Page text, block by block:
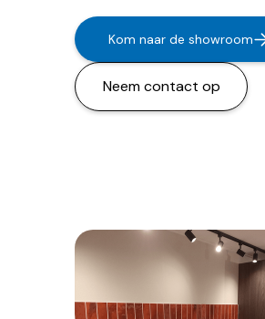
Kom naar de showroom
Neem contact op